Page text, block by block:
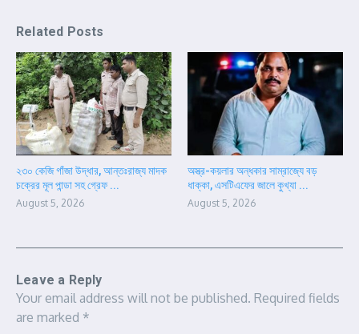
Related Posts
২৩০ কেজি গাঁজা উদ্ধার, আন্তঃরাজ্য মাদক
চক্রের মূল পান্ডা সহ গ্রেফ ...
August 5, 2026
অস্ত্র-কয়লার অন্ধকার সাম্রাজ্যে বড়
ধাক্কা, এসটিএফের জালে কুখ্যা ...
August 5, 2026
Leave a Reply
Your email address will not be published. Required fields
are marked *